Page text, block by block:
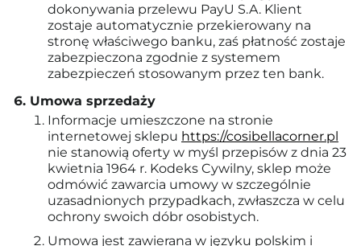
dokonywania przelewu PayU S.A. Klient
zostaje automatycznie przekierowany na
stronę właściwego banku, zaś płatność zostaje
zabezpieczona zgodnie z systemem
zabezpieczeń stosowanym przez ten bank.
Umowa sprzedaży
Informacje umieszczone na stronie
internetowej sklepu https://cosibellacorner.pl
nie stanowią oferty w myśl przepisów z dnia 23
kwietnia 1964 r. Kodeks Cywilny, sklep może
odmówić zawarcia umowy w szczególnie
uzasadnionych przypadkach, zwłaszcza w celu
ochrony swoich dóbr osobistych.
Umowa jest zawierana w języku polskim i